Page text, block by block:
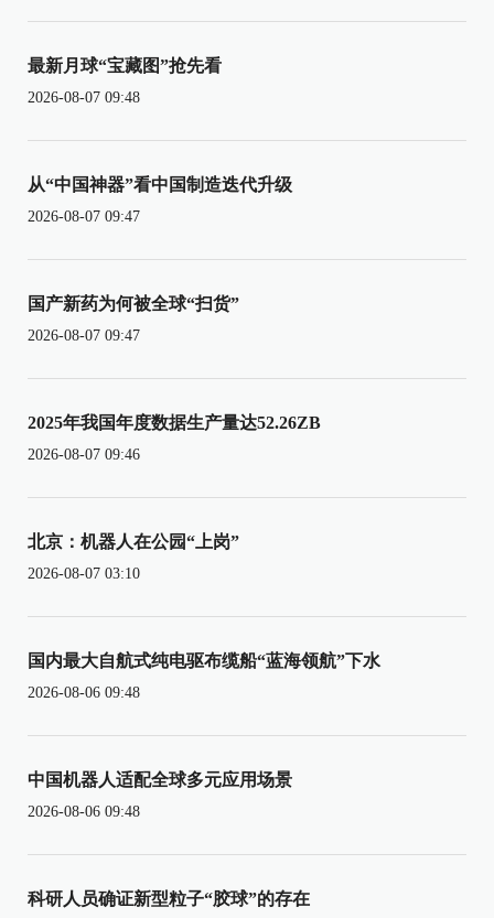
最新月球“宝藏图”抢先看
2026-08-07 09:48
从“中国神器”看中国制造迭代升级
2026-08-07 09:47
国产新药为何被全球“扫货”
2026-08-07 09:47
2025年我国年度数据生产量达52.26ZB
2026-08-07 09:46
北京：机器人在公园“上岗”
2026-08-07 03:10
国内最大自航式纯电驱布缆船“蓝海领航”下水
2026-08-06 09:48
中国机器人适配全球多元应用场景
2026-08-06 09:48
科研人员确证新型粒子“胶球”的存在